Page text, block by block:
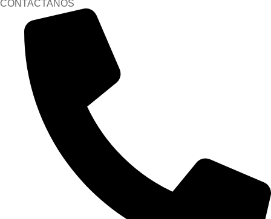
CONTACTANOS